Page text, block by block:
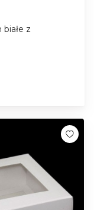
białe z